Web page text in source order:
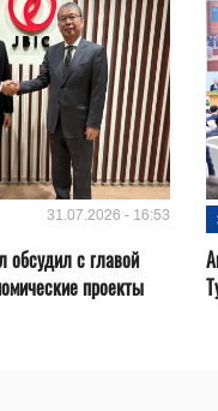
31.07.2026 - 16:53
обсудил с главой
проекты